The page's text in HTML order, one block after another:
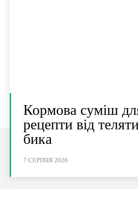
Кормова суміш
рецепти від
бика
7 СЕРПНЯ 2026